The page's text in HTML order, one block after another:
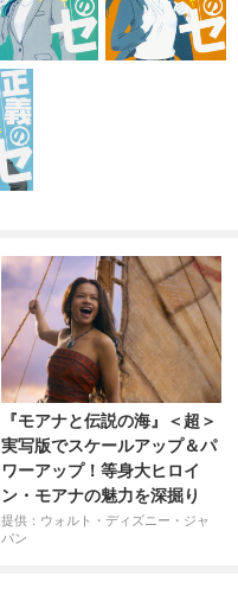
『モアナと伝説の海』＜超＞
実写版でスケールアップ＆パ
ワーアップ！等身大ヒロイ
ン・モアナの魅力を深掘り
提供：ウォルト・ディズニー・ジャ
パン